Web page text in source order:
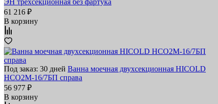
ЭН трехсекционная без фартука
61 216 ₽
В корзину
Под заказ: 30 дней Ванна моечная двухсекционная HICOLD
НСО2М-16/7БП справа
56 977 ₽
В корзину